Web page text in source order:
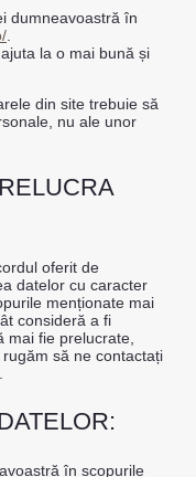
dumneavoastră în
.
la o mai bună și
din site trebuie să
nu ale unor
oferit de
datelor cu caracter
menționate mai
consideră a fi
mai fie prelucrate,
să ne contactați
.
în scopurile